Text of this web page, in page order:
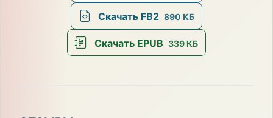
Скачать FB2 890 КБ
Скачать EPUB 339 КБ